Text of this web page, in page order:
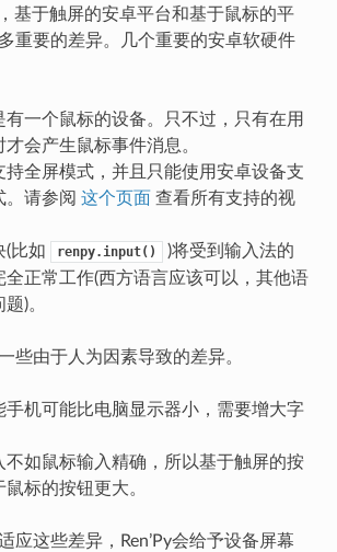
基于触屏的安卓平台和基于鼠标的平
重要的差异。几个重要的安卓软硬件
有一个鼠标的设备。只不过，只有在用
才会产生鼠标事件消息。
持全屏模式，并且只能使用安卓设备支
。请参阅 这个页面 查看所有支持的视
(比如
renpy.input()
)将受到输入法的
全正常工作(西方语言应该可以，其他语
)。
些由于人为因素导致的差异。
手机可能比电脑显示器小，需要增大字
不如鼠标输入精确，所以基于触屏的按
标的按钮更大。
应这些差异，Ren’Py会给予设备屏幕